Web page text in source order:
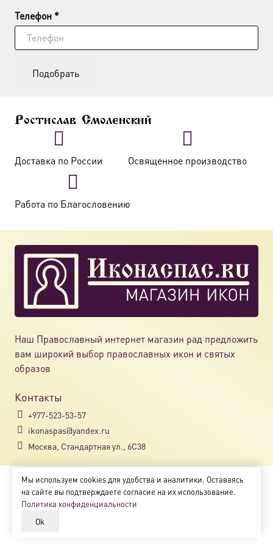
Телефон *
Подобрать
Ростислав Смоленский
Доставка по России Освященное производство
Работа по Благословению
Наш Православный интернет магазин рад предложить
вам широкий выбор православных икон и святых
образов
Контакты
+977-523-53-57
ikonaspas@yandex.ru
Москва, Стандартная ул., 6С38
Copyright © 2018-2025
Магазин православных икон «ikonaspas.ru»
Мы используем cookies для удобства и аналитики. Оставаясь
на сайте вы подтверждаете согласие на их использование.
Политика конфиденциальности
Ok